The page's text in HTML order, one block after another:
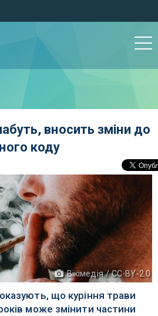
вносить зміни до
коду
Вікімедія / CC-BY-2.0
що куріння трави
може змінити частини